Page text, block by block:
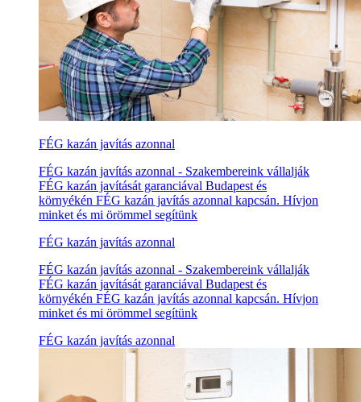
FÉG kazán javítás azonnal
FÉG kazán javítás azonnal - Szakembereink vállalják
FÉG kazán javítását garanciával Budapest és
környékén FÉG kazán javítás azonnal kapcsán. Hívjon
minket és mi örömmel segítünk
FÉG kazán javítás azonnal
FÉG kazán javítás azonnal - Szakembereink vállalják
FÉG kazán javítását garanciával Budapest és
környékén FÉG kazán javítás azonnal kapcsán. Hívjon
minket és mi örömmel segítünk
FÉG kazán javítás azonnal